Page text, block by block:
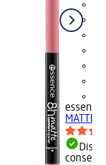
essence
MATTE